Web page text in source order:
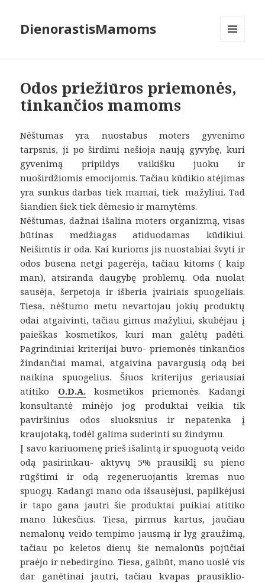
DienorastisMamoms
Odos priežiūros priemonės,
tinkančios mamoms
Nėštumas yra nuostabus moters gyvenimo
tarpsnis, ji po širdimi nešioja naują gyvybę, kuri
gyvenimą pripildys vaikišku juoku ir
nuoširdžiomis emocijomis. Tačiau kūdikio atėjimas
yra sunkus darbas tiek mamai, tiek mažyliui. Tad
šiandien šiek tiek dėmesio ir mamytėms.
Nėštumas, dažnai išalina moters organizmą, visas
būtinas medžiagas atiduodamas kūdikiui.
Neišimtis ir oda. Kai kurioms jis nuostabiai švyti ir
odos būsena netgi pagerėja, tačiau kitoms ( kaip
man), atsiranda daugybę problemų. Oda nuolat
sausėja, šerpetoja ir išberia įvairiais spuogeliais.
Tiesa, nėštumo metu nevartojau jokių produktų
odai atgaivinti, tačiau gimus mažyliui, skubėjau į
paieškas kosmetikos, kuri man galėtų padėti.
Pagrindiniai kriterijai buvo- priemonės tinkančios
žindančiai mamai, atgaivina pavargusią odą bei
naikina spuogelius. Šiuos kriterijus geriausiai
atitiko O.D.A.kosmetikos priemonės. Kadangi
konsultantė minėjo jog produktai veikia tik
paviršinius odos sluoksnius ir nepatenka į
kraujotaką, todėl galima suderinti su žindymu.
Į savo kariuomenę prieš išalintą ir spuoguotą veido
odą pasirinkau- aktyvų 5% prausiklį su pieno
rūgštimi ir odą regeneruojantis kremas nuo
spuogų. Kadangi mano oda išsausėjusi, papilkėjusi
ir tapo gana jautri šie produktai puikiai atitiko
mano lūkesčius. Tiesa, pirmus kartus, jaučiau
nemalonų veido tempimo jausmą ir lyg graužimą,
tačiau po keletos dienų šie nemalonūs pojūčiai
praėjo ir nebedirgino. Tiesa, galbūt, mano uoslė vis
dar ganėtinai jautri, tačiau kvapas prausiklio-